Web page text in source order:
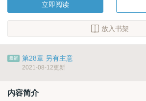
立即阅读
放入书架
第28章 另有主意
2021-08-12更新
内容简介